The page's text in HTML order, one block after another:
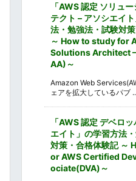
「AWS 認定 ソリュ
テクト – アソシエイ
法・勉強法・試験対
～ How to study for
Solutions Architect
AA)～
Amazon Web
ェアを拡大しているパブ
「AWS 認定 デベロ
エイト」の学習方法
対策・合格体験記 ～
or AWS Certified
ociate(DVA)～